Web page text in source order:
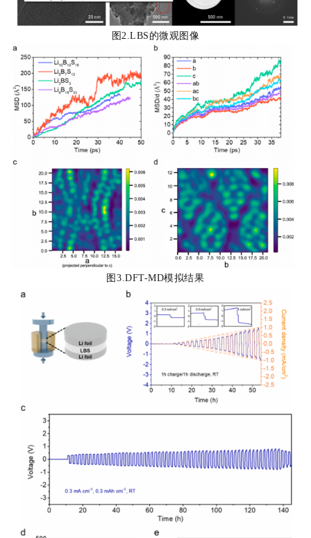
图2.LBS的微观图像
图3.DFT-MD模拟结果